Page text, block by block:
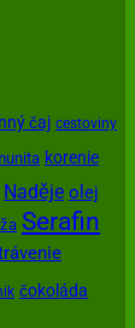
čaj cestoviny
korenie
Naděje olej
Serafin
čokoláda